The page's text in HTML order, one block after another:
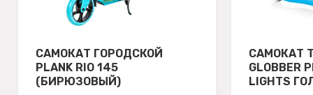
САМОКАТ ГОРОДСКОЙ
PLANK RIO 145
(БИРЮЗОВЫЙ)
САМОКАТ
GLOBBER
LIGHTS